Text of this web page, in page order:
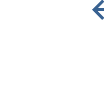
Visa föregående bild